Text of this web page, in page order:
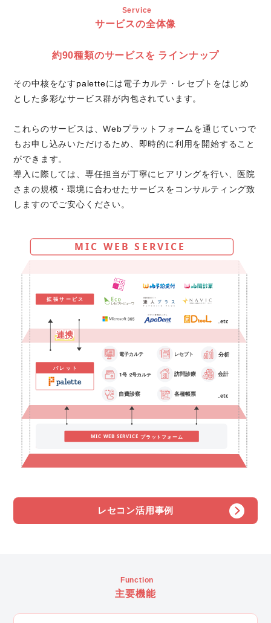
Service
サービスの全体像
約90種類のサービスを ラインナップ
その中核をなすpaletteには電子カルテ・レセプトをはじめ
とした多彩なサービス群が内包されています。
これらのサービスは、Webプラットフォームを通じていつで
もお申し込みいただけるため、即時的に利用を開始すること
ができます。
導入に際しては、専任担当が丁寧にヒアリングを行い、医院
さまの規模・環境に合わせたサービスをコンサルティング致
しますのでご安心ください。
レセコン活用事例
Function
主要機能